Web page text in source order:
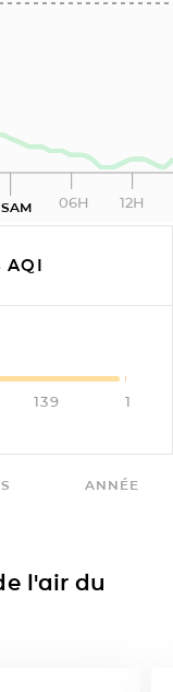
SAM 06H 12H
AQI
139 1
ANNÉE
l'air du